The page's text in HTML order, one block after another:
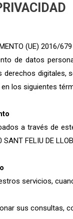
(UE) 2016/
de datos
derechos
los siguientes
a través de
FELIU DE
servicios,
sus consultas,